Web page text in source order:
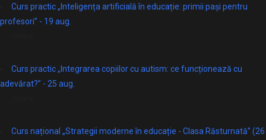
Curs practic „Inteligența artificială în educație: primii pași pentru
profesori” - 19 aug.
Curs practic „Integrarea copiilor cu autism: ce funcționează cu
adevărat?” - 25 aug.
Curs național „Strategii moderne în educație - Clasa Răsturnată” (26